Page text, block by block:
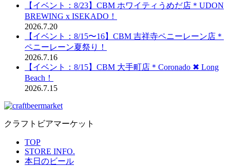
【イベント：8/23】CBM ホワイティうめだ店＊UDON
BREWING x ISEKADO！
2026.7.20
【イベント：8/15〜16】CBM 吉祥寺ペニーレーン店＊
ペニーレーン夏祭り！
2026.7.16
【イベント：8/15】CBM 大手町店＊Coronado ✖︎ Long
Beach！
2026.7.15
クラフトビアマーケット
TOP
STORE INFO.
本日のビール